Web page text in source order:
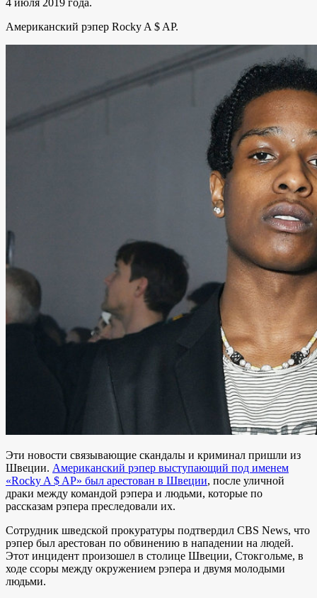
Американский рэпер Rocky A $ AP.
Эти новости связывающие скандалы и криминал пришли из
Швеции. Американский рэпер выступающий под именем
«Rocky A $ AP» был арестован в Швеции, после уличной
драки между командой рэпера и людьми, которые по
рассказам рэпера преследовали их.
Сотрудник шведской прокуратуры подтвердил CBS News, что
рэпер был арестован по обвинению в нападении на людей.
Этот инцидент произошел в столице Швеции, Стокгольме, в
ходе ссоры между окружением рэпера и двумя молодыми
людьми.